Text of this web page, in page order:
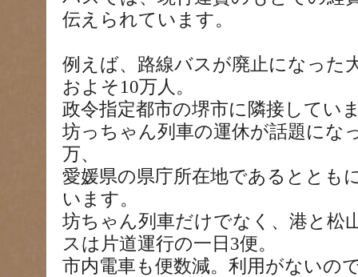
伝えられています。
例えば、路線バスが廃止になった
およそ10万人。
政令指定都市の堺市に隣接してい
坊っちゃん列車の運休が話題にな
万、
愛媛県の県庁所在地であるととも
います。
坊ちゃん列車だけでなく、港と松
スは片道運行の一日3便。
市内電車も便数減。利用がないの